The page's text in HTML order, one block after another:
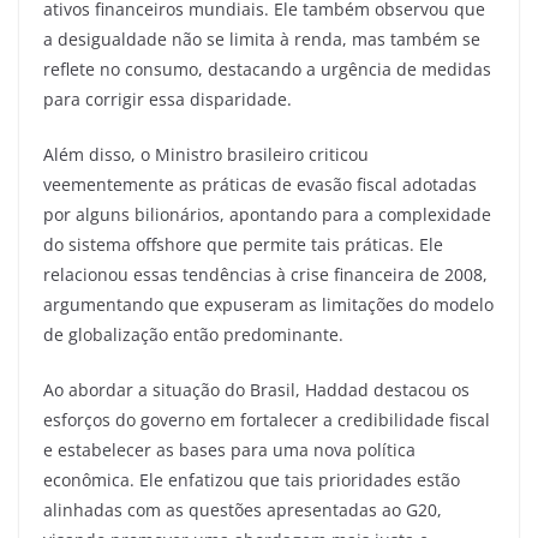
ativos financeiros mundiais. Ele também observou que
a desigualdade não se limita à renda, mas também se
reflete no consumo, destacando a urgência de medidas
para corrigir essa disparidade.
Além disso, o Ministro brasileiro criticou
veementemente as práticas de evasão fiscal adotadas
por alguns bilionários, apontando para a complexidade
do sistema offshore que permite tais práticas. Ele
relacionou essas tendências à crise financeira de 2008,
argumentando que expuseram as limitações do modelo
de globalização então predominante.
Ao abordar a situação do Brasil, Haddad destacou os
esforços do governo em fortalecer a credibilidade fiscal
e estabelecer as bases para uma nova política
econômica. Ele enfatizou que tais prioridades estão
alinhadas com as questões apresentadas ao G20,